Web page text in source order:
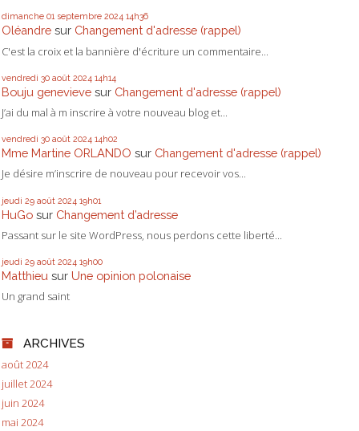
dimanche 01 septembre 2024 14h36
Oléandre sur Changement d'adresse (rappel)
C'est la croix et la bannière d'écriture un commentaire...
vendredi 30 août 2024 14h14
Bouju genevieve sur Changement d'adresse (rappel)
J’ai du mal à m inscrire à votre nouveau blog et...
vendredi 30 août 2024 14h02
Mme Martine ORLANDO sur Changement d'adresse (rappel)
Je désire m’inscrire de nouveau pour recevoir vos...
jeudi 29 août 2024 19h01
HuGo sur Changement d’adresse
Passant sur le site WordPress, nous perdons cette liberté...
jeudi 29 août 2024 19h00
Matthieu sur Une opinion polonaise
Un grand saint
ARCHIVES
août 2024
juillet 2024
juin 2024
mai 2024